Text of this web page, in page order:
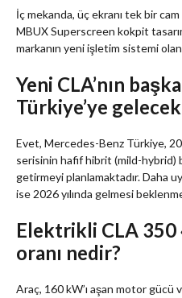
İç mekanda, üç ekranı tek bir
MBUX Superscreen kokpit
markanın yeni işletim sistemi
Yeni CLA’nın
Türkiye’ye
Evet, Mercedes-Benz Türkiye,
serisinin hafif hibrit (mild-hybrid)
getirmeyi planlamaktadır. Daha
ise 2026 yılında gelmesi
Elektrikli CLA 350
oranı nedir?
Araç, 160 kW’ı aşan motor